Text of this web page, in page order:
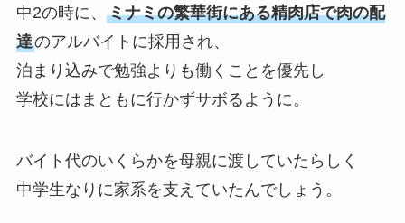
中2の時に、 ミナミの繁華街にある精肉店で肉の配
達のアルバイトに採用され、
泊まり込みで勉強よりも働くことを優先し
学校にはまともに行かずサボるように。
バイト代のいくらかを母親に渡していたらしく
中学生なりに家系を支えていたんでしょう。